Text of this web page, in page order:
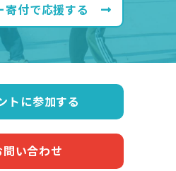
寄付で応援する
トに参加する
問い合わせ